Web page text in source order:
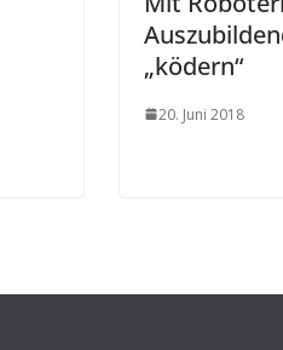
„ködern“
20. Juni 2018